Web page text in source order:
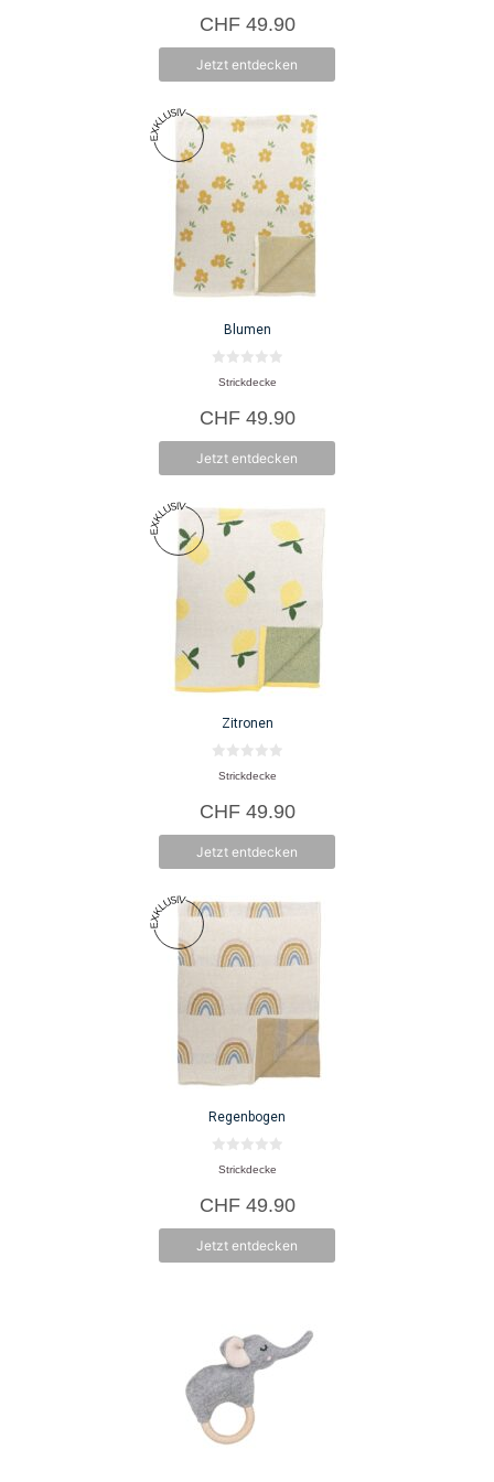
CHF49.90
Jetzt entdecken
Blumen
n
5
Strickdecke
CHF49.90
Jetzt entdecken
Zitronen
n
5
Strickdecke
CHF49.90
Jetzt entdecken
Regenbogen
n
5
Strickdecke
CHF49.90
Jetzt entdecken